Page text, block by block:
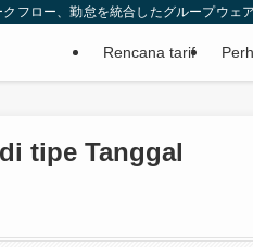
フロー、勤怠を統合したグループウェ
Rencana tarif
tipe Tanggal